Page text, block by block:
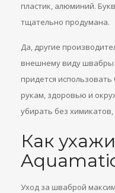
пластик, алюминий.
тщательно продумана.
Да, другие
внешнему виду швабры
придется
рукам, здоровью и
убирать без
Как
Уход за шваброй